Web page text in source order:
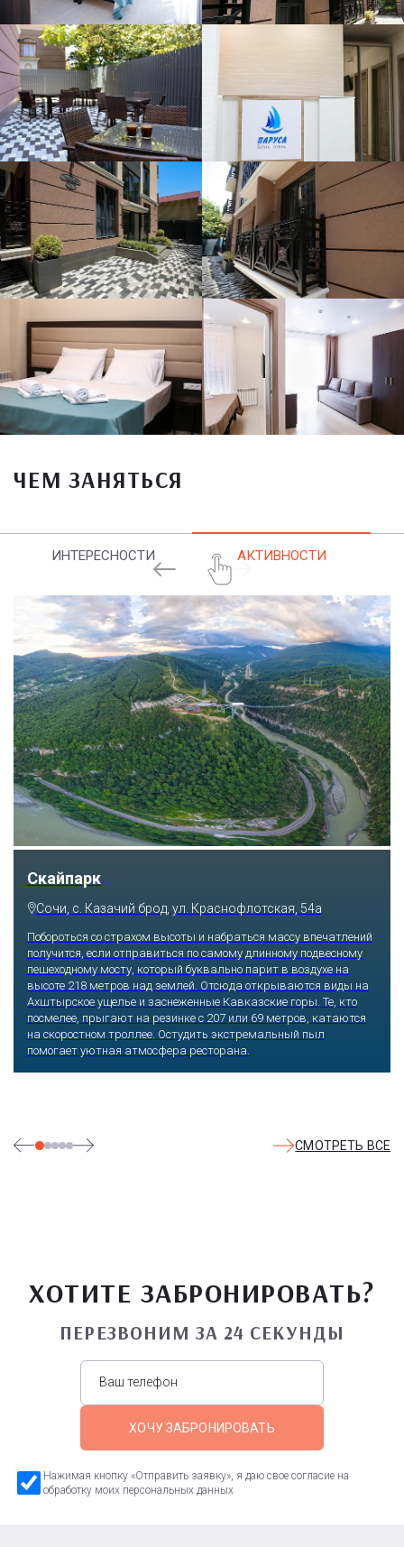
ЧЕМ ЗАНЯТЬСЯ
ИНТЕРЕСНОСТИ АКТИВНОСТИ
Скайпарк
Сочи, с. Казачий брод, ул. Краснофлотская, 54а
Побороться со страхом высоты и набраться массу впечатлений
получится, если отправиться по самому длинному подвесному
пешеходному мосту, который буквально парит в воздухе на
высоте 218 метров над землей. Отсюда открываются виды на
Ахштырское ущелье и заснеженные Кавказские горы. Те, кто
посмелее, прыгают на резинке с 207 или 69 метров, катаются
на скоростном троллее. Остудить экстремальный пыл
помогает уютная атмосфера ресторана.
СМОТРЕТЬ ВСЕ
ХОТИТЕ ЗАБРОНИРОВАТЬ?
ПЕРЕЗВОНИМ ЗА 24 СЕКУНДЫ
ХОЧУ ЗАБРОНИРОВАТЬ
Нажимая кнопку «Отправить заявку», я даю свое согласие на
обработку моих персональных данных